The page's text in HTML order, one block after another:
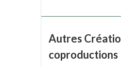
Autres
coproductions